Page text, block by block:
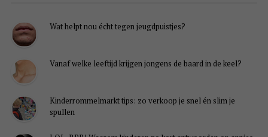
Wat helpt nou écht tegen jeugdpuistjes?
Vanaf welke leeftijd krijgen jongens de baard in de keel?
Kinderrommelmarkt tips: zo verkoop je snel én slim je
spullen